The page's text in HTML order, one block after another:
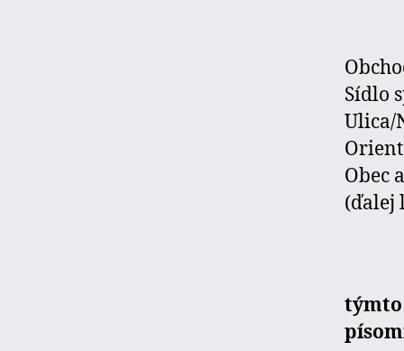
(ďalej
týmto